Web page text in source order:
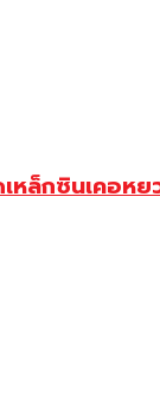
ล็กซินเคอห